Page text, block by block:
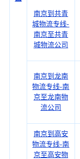
南京到共青
城物流专线-
南京至共青
城物流公司
南京到龙南
物流专线-南
京至龙南物
流公司
南京到高安
物流专线-南
京至高安物